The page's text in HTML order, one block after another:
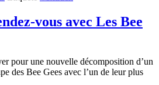
vous avec Les Bee
pour une nouvelle décomposition d’un
des Bee Gees avec l’un de leur plus